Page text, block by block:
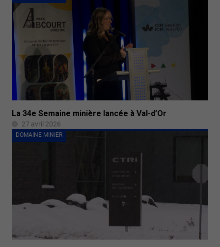
La 34e Semaine minière lancée à Val-d’Or
27 avril 2026
DOMAINE MINIER